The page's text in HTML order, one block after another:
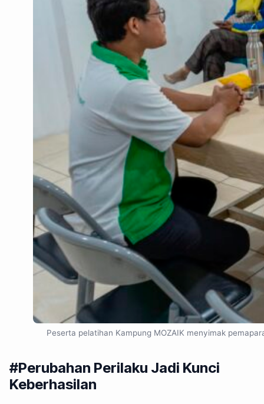
Peserta pelatihan Kampung MOZAIK menyimak
#Perubahan Perilaku Jadi Kunci
Keberhasilan